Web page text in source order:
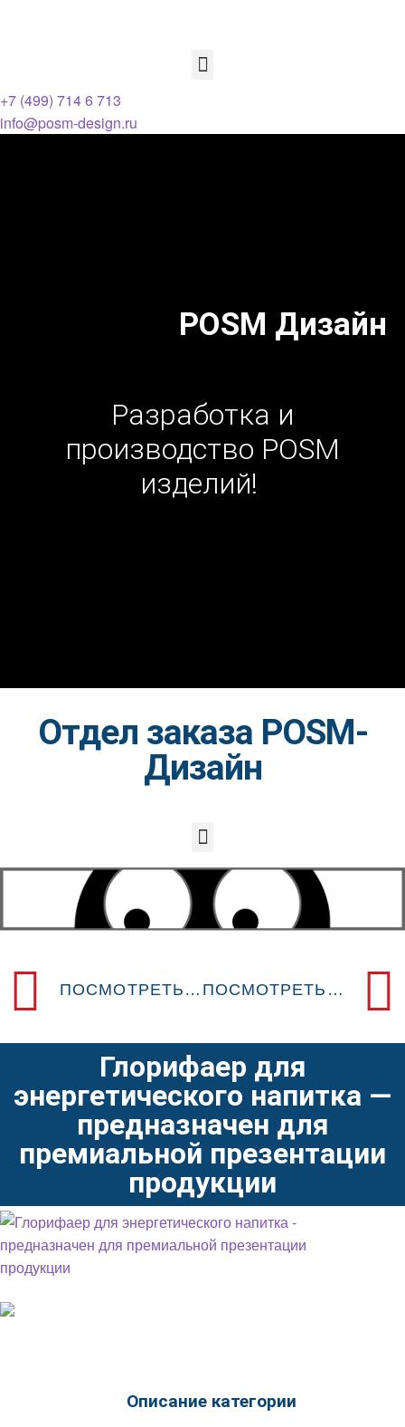
+7 (499) 714 6 713
info@posm-design.ru
POSM Дизайн
Разработка и
производство POSM
изделий!
Отдел заказа POSM-
Дизайн
ПОСМОТРЕТЬ ПРЕДЫДУЩИЙ POSM-ДИЗАЙН ПОСМОТРЕТЬ СЛЕДУЮЩИЙ POSM-ДИЗАЙН
Глорифаер для
энергетического напитка —
предназначен для
премиальной презентации
продукции
Описание категории